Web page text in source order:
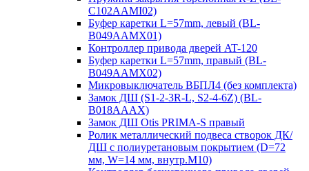
C102AAMI02)
Буфер каретки L=57mm, левый (BL-
B049AAMX01)
Контроллер привода дверей AT-120
Буфер каретки L=57mm, правый (BL-
B049AAMX02)
Микровыключатель ВБПЛ4 (без комплекта)
Замок ДШ (S1-2-3R-L, S2-4-6Z) (BL-
B018AAAX)
Замок ДШ Otis PRIMA-S правый
Ролик металлический подвеса створок ДК/
ДШ с полиуретановым покрытием (D=72
мм, W=14 мм, внутр.М10)